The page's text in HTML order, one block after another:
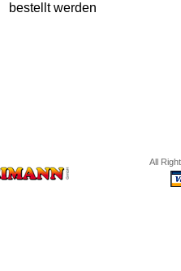
bestellt werden
All